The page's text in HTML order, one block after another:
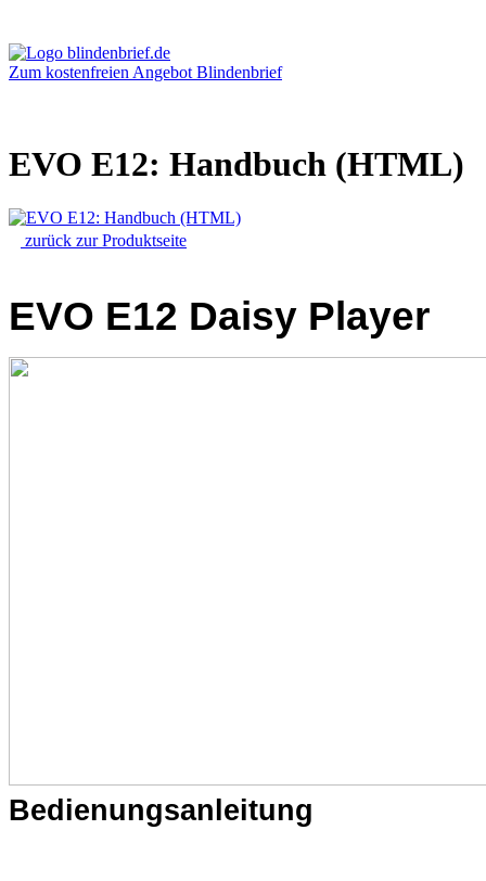
Zum kostenfreien Angebot Blindenbrief
EVO E12: Handbuch (HTML)
zurück zur Produktseite
EVO E12 Daisy Player
Bedienungsanleitung